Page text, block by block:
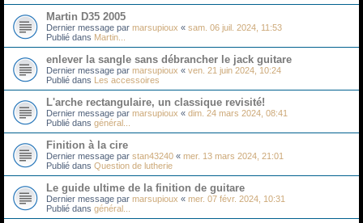
Martin D35 2005
Dernier message par marsupioux « sam. 06 juil. 2024, 11:53
Publié dans Martin...
enlever la sangle sans débrancher le jack guitare
Dernier message par marsupioux « ven. 21 juin 2024, 10:24
Publié dans Les accessoires
L'arche rectangulaire, un classique revisité!
Dernier message par marsupioux « dim. 24 mars 2024, 08:41
Publié dans général...
Finition à la cire
Dernier message par stan43240 « mer. 13 mars 2024, 21:01
Publié dans Question de lutherie
Le guide ultime de la finition de guitare
Dernier message par marsupioux « mer. 07 févr. 2024, 10:31
Publié dans général...